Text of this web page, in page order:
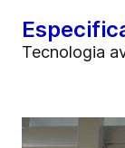
Tecnologia